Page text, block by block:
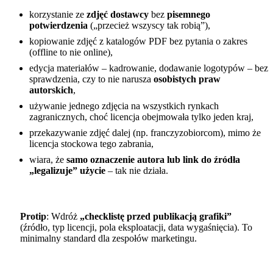
korzystanie ze zdjęć dostawcy bez pisemnego
potwierdzenia („przecież wszyscy tak robią”),
kopiowanie zdjęć z katalogów PDF bez pytania o zakres
(offline to nie online),
edycja materiałów – kadrowanie, dodawanie logotypów – bez
sprawdzenia, czy to nie narusza osobistych praw
autorskich,
używanie jednego zdjęcia na wszystkich rynkach
zagranicznych, choć licencja obejmowała tylko jeden kraj,
przekazywanie zdjęć dalej (np. franczyzobiorcom), mimo że
licencja stockowa tego zabrania,
wiara, że samo oznaczenie autora lub link do źródła
„legalizuje” użycie – tak nie działa.
Protip: Wdróż „checklistę przed publikacją grafiki”
(źródło, typ licencji, pola eksploatacji, data wygaśnięcia). To
minimalny standard dla zespołów marketingu.